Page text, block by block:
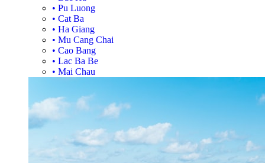
• Pu Luong
• Cat Ba
• Ha Giang
• Mu Cang Chai
• Cao Bang
• Lac Ba Be
• Mai Chau